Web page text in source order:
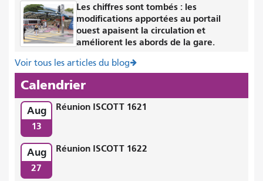
Les chiffres sont tombés : les
modifications apportées au portail
ouest apaisent la circulation et
améliorent les abords de la gare.
Voir tous les articles du blog
Calendrier
Aug
13
Réunion ISCOTT 1621
Aug
27
Réunion ISCOTT 1622